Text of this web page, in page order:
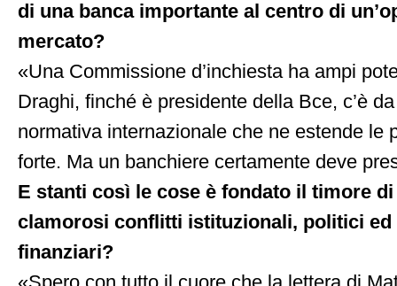
di una banca importante al centro di
mercato?
«Una Commissione d’inchiesta ha ampi
Draghi, finché è presidente della Bce, c’è
normativa internazionale che ne estende le
forte. Ma un banchiere certamente deve
E stanti così le cose è fondato il timore
clamorosi conflitti istituzionali, politici ed
finanziari?